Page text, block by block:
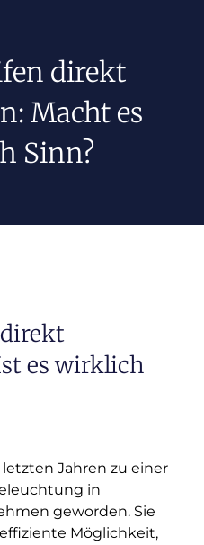
direkt
Macht es
Sinn?
es wirklich
Jahren zu einer
in
geworden. Sie
Möglichkeit,